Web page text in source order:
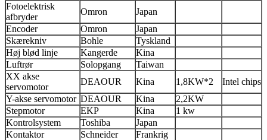
Fotoelektrisk
afbryder
Omron
Japan
Encoder
Omron
Japan
Skærekniv
Bohle
Tyskland
Høj blød linje
Kangerde
Kina
Luftrør
Solopgang
Taiwan
XX akse
servomotor
DEAOUR Kina 1,8KW*2
Intel chips
Y-akse servomotor DEAOUR Kina
2,2KW
Stepmotor
EKP Kina
1 kw
Kontrolsystem
Toshiba
Japan
Kontaktor
Schneider
Frankrig